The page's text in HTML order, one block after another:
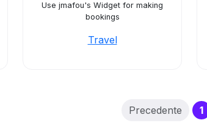
Use jmafou's Widget for making
bookings
Travel
Precedente 1